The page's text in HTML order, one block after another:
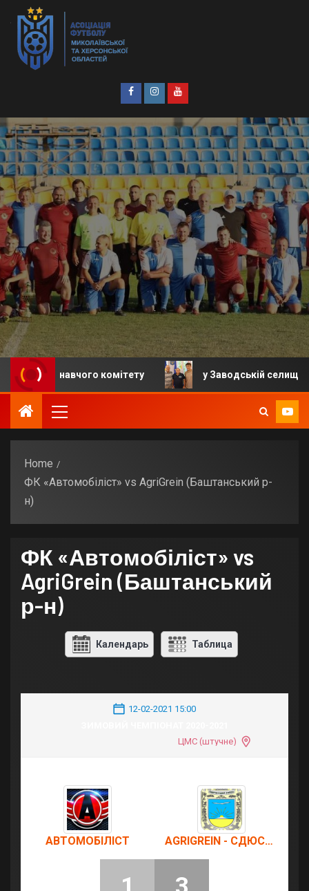
комітету у Заводській селищній
Home
ФК «Автомобіліст» vs AgriGrein (Баштанський р-
н)
ФК «Автомобіліст» vs
AgriGrein (Баштанський
р-н)
Календарь Таблица
12-02-2021 15:00
ЦМС (штучне)
АВТОМОБІЛІСТ AGRIGREIN - СДЮСШОР U18